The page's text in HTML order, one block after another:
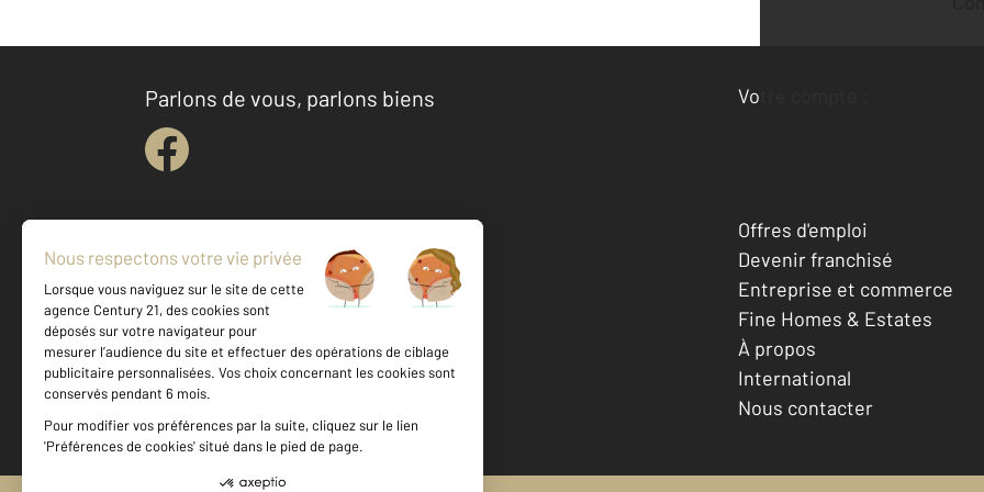
Parlons de vous, parlons biens
Votre compte :
Accéder à mon compte
Offres d'emploi
Devenir franchisé
Entreprise et commerce
Fine Homes & Estates
À propos
International
Nous contacter